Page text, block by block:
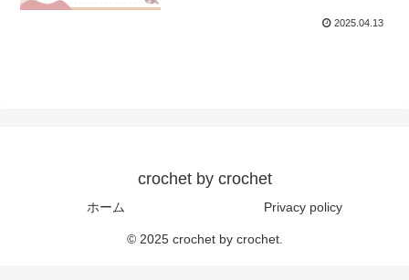
2025.04.13
crochet by crochet
ホーム Privacy policy
© 2025 crochet by crochet.